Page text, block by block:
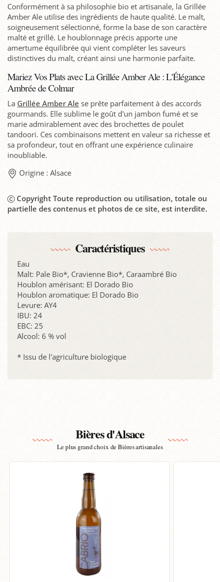
Conformément à sa philosophie bio et artisanale, la Grillée
Amber Ale utilise des ingrédients de haute qualité. Le malt,
soigneusement sélectionné, forme la base de son caractère
malté et grillé. Le houblonnage précis apporte une
amertume équilibrée qui vient compléter les saveurs
distinctives du malt, créant ainsi une harmonie parfaite.
Mariez Vos Plats avec La Grillée Amber Ale : L'Élégance
Ambrée de Colmar
La Grillée Amber Ale se prête parfaitement à des accords
gourmands. Elle sublime le goût d'un jambon fumé et se
marie admirablement avec des brochettes de poulet
tandoori. Ces combinaisons mettent en valeur sa richesse et
sa profondeur, tout en offrant une expérience culinaire
inoubliable.
Origine : Alsace
Copyright Toute reproduction ou utilisation, totale ou
partielle des contenus et photos de ce site, est interdite.
Caractéristiques
Eau
Malt: Pale Bio*, Cravienne Bio*, Caraambré Bio
Houblon amérisant: El Dorado Bio
Houblon aromatique: El Dorado Bio
Levure: AY4
IBU: 24
EBC: 25
Alcool: 6 % vol
* Issu de l'agriculture biologique
Bières d'Alsace
Le plus grand choix de Bières artisanales